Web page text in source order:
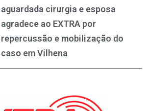
aguardada cirurgia e esposa
agradece ao EXTRA por
repercussão e mobilização do
caso em Vilhena